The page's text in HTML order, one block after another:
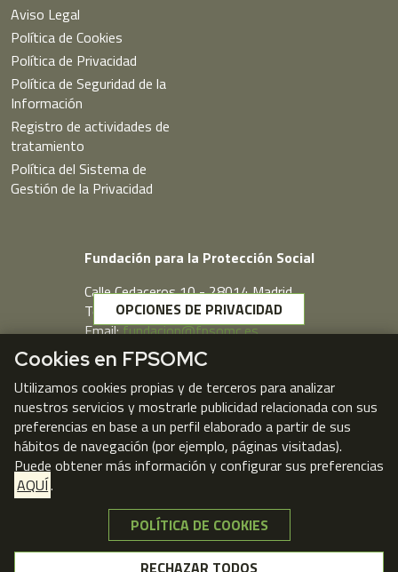
Aviso Legal
Política de Cookies
Política de Privacidad
Política de Seguridad de la
Información
Registro de actividades de
tratamiento
Política del Sistema de
Gestión de la Privacidad
Fundación para la Protección Social
Calle Cedaceros,10 - 28014 Madrid
Telf. 91 431 77 80
Email:fundacion@fpsomc.es
Webmail
OPCIONES DE PRIVACIDAD
Cookies en FPSOMC
Utilizamos cookies propias y de terceros para analizar
nuestros servicios y mostrarle publicidad relacionada con sus
preferencias en base a un perfil elaborado a partir de sus
hábitos de navegación (por ejemplo, páginas visitadas).
Puede obtener más información y configurar sus preferencias
AQUÍ.
POLÍTICA DE COOKIES
RECHAZAR TODOS
NO, GRACIAS